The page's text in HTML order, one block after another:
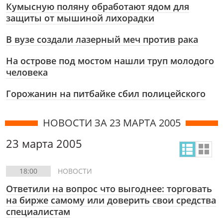
Кумысную поляну обработают ядом для
защиты от мышиной лихорадки
В вузе создали лазерный меч против рака
На острове под мостом нашли труп молодого
человека
Горожанин на питбайке сбил полицейского
НОВОСТИ ЗА 23 МАРТА 2005
23 марта 2005
18:00 НОВОСТИ
Ответили на вопрос что выгоднее: торговать
на бирже самому или доверить свои средства
специалистам